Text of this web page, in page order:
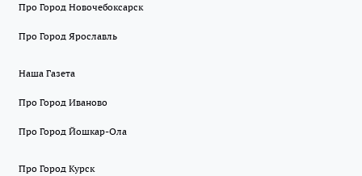
Про Город Новочебоксарск
Про Город Ярославль
Наша Газета
Про Город Иваново
Про Город Йошкар-Ола
Про Город Курск